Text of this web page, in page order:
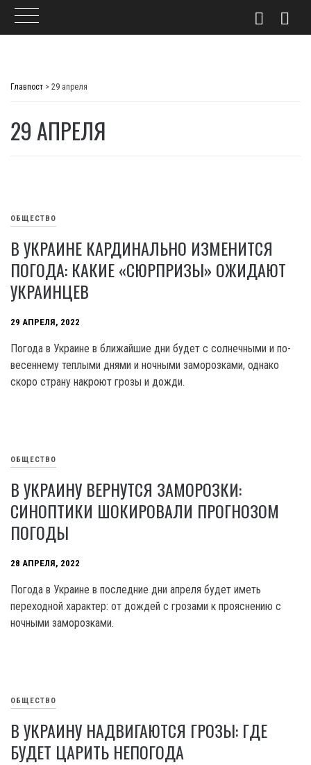
Главпост > 29 апреля
29 АПРЕЛЯ
ОБЩЕСТВО
В УКРАИНЕ КАРДИНАЛЬНО ИЗМЕНИТСЯ
ПОГОДА: КАКИЕ «СЮРПРИЗЫ» ОЖИДАЮТ
УКРАИНЦЕВ
29 АПРЕЛЯ, 2022
Погода в Украине в ближайшие дни будет с солнечными и по-
весеннему теплыми днями и ночными заморозками, однако
скоро страну накроют грозы и дожди.
ОБЩЕСТВО
В УКРАИНУ ВЕРНУТСЯ ЗАМОРОЗКИ:
СИНОПТИКИ ШОКИРОВАЛИ ПРОГНОЗОМ
ПОГОДЫ
28 АПРЕЛЯ, 2022
Погода в Украине в последние дни апреля будет иметь
переходной характер: от дождей с грозами к прояснению с
ночными заморозками.
ОБЩЕСТВО
В УКРАИНУ НАДВИГАЮТСЯ ГРОЗЫ: ГДЕ
БУДЕТ ЦАРИТЬ НЕПОГОДА